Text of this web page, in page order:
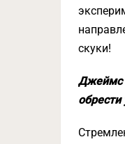
скуки!
Джеймс
обрести